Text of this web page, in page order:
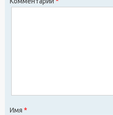
Имя *